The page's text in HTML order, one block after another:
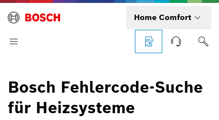
Home Comfort
Bosch Fehlercode-Suche
für Heizsysteme